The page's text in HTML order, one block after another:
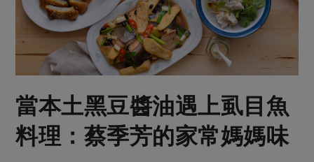
奶蛋豆・五穀
蛋 乳製品
豆製品 米麵雜糧
肉品・水產
畜產肉類 水產
肉食
常備菜
蛋料理
防災用品預購圓滿結束
2026年端午節預購圓滿結束
更多預購活動
當季產品
合作25-經典快閃最後一週
觀點文章
主婦食堂 一籃菜真心話
社內大小事 合作聯合國
樂齡生活 親子食育
廚房瑜伽
關於合作社
認識合作社
關於我們
合作社組織
員工與求才
重要公告
當本土黑豆醬油遇上虱目魚
料理：蔡季芳的家常媽媽味